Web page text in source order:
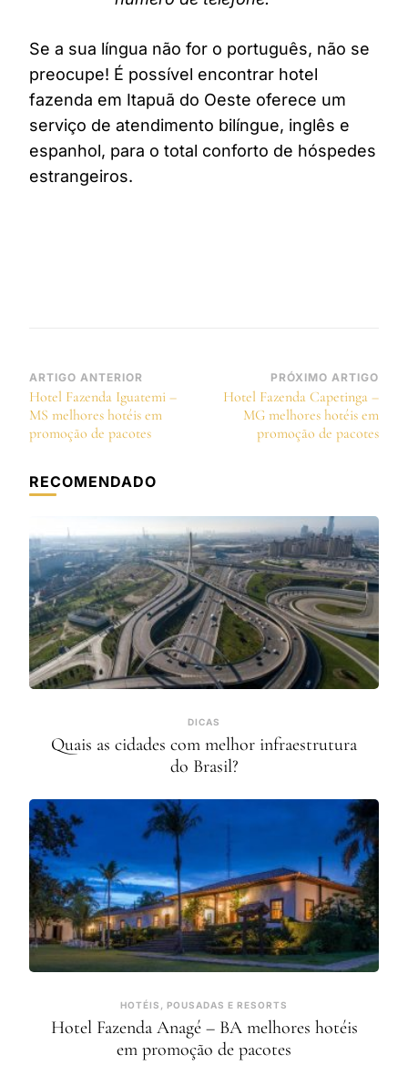
Se a sua língua não for o português, não se
preocupe! É possível encontrar hotel
fazenda em Itapuã do Oeste oferece um
serviço de atendimento bilíngue, inglês e
espanhol, para o total conforto de hóspedes
estrangeiros.
Navegação
de
post
ARTIGO ANTERIOR
Hotel Fazenda Iguatemi –
MS melhores hotéis em
promoção de pacotes
PRÓXIMO ARTIGO
Hotel Fazenda Capetinga –
MG melhores hotéis em
promoção de pacotes
RECOMENDADO
DICAS
Quais as cidades com melhor infraestrutura
do Brasil?
HOTÉIS, POUSADAS E RESORTS
Hotel Fazenda Anagé – BA melhores hotéis
em promoção de pacotes